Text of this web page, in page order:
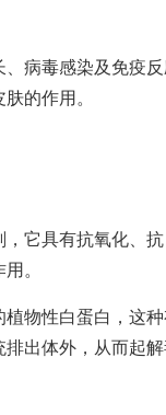
毒感染及免疫反
的作用。
具有抗氧化、抗
。
性白蛋白，这种
出体外，从而起